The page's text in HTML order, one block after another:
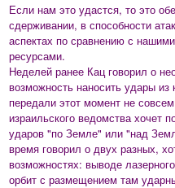
Если нам это удастся, то это
сдерживании, в способности
аспектах по сравнению с
ресурсами.
Неделей ранее Кац говорил о
возможность наносить удары
передали этот момент не
израильского ведомства хочет
ударов "по Земле" или "над
время говорил о двух разных,
возможностях: выводе
орбит с размещением там